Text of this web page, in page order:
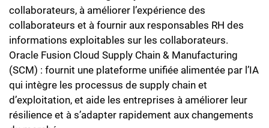
collaborateurs, à améliorer l’expérience des
collaborateurs et à fournir aux responsables RH des
informations exploitables sur les collaborateurs.
Oracle Fusion Cloud Supply Chain & Manufacturing
(SCM) : fournit une plateforme unifiée alimentée par l’IA
qui intègre les processus de supply chain et
d’exploitation, et aide les entreprises à améliorer leur
résilience et à s’adapter rapidement aux changements